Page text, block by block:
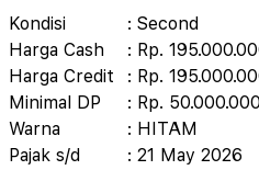
Kondisi
: Second
Harga Cash
: Rp.
Harga Credit
: Rp.
Minimal DP
: Rp. 50.000.000
Warna
: HITAM
Pajak s/d
: 21 May 2026